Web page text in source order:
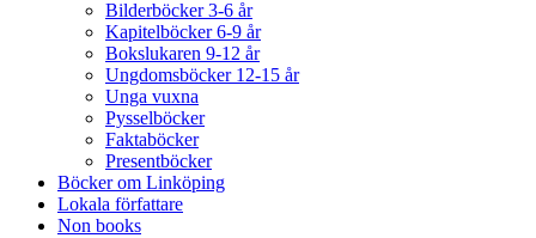
Bilderböcker 3-6 år
Kapitelböcker 6-9 år
Bokslukaren 9-12 år
Ungdomsböcker 12-15 år
Unga vuxna
Pysselböcker
Faktaböcker
Presentböcker
Böcker om Linköping
Lokala författare
Non books